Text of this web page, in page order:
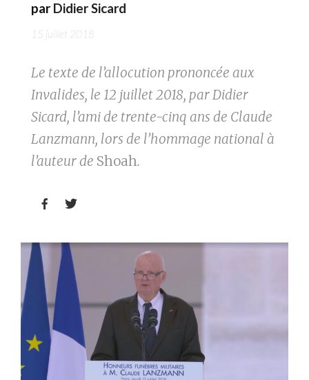
par Didier Sicard
15 juillet 2018
Le texte de l’allocution prononcée aux
Invalides, le 12 juillet 2018, par Didier
Sicard, l’ami de trente-cinq ans de Claude
Lanzmann, lors de l’hommage national à
l’auteur de Shoah.
 